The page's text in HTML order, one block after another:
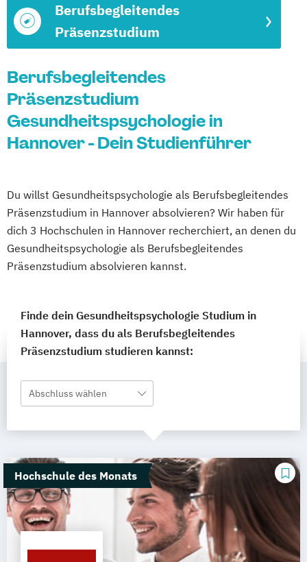
Berufsbegleitendes
Präsenzstudium
Berufsbegleitendes
Präsenzstudium
Gesundheitspsychologie in
Hannover - Dein Studienführer
Du willst Gesundheitspsychologie als Berufsbegleitendes
Präsenzstudium in Hannover absolvieren? Wir haben für
dich 3 Hochschulen in Hannover recherchiert, an denen du
Gesundheitspsychologie als Berufsbegleitendes
Präsenzstudium absolvieren kannst.
Finde dein Gesundheitspsychologie Studium in
Hannover, dass du als Berufsbegleitendes
Präsenzstudium studieren kannst:
Abschluss wählen
Hochschule des Monats